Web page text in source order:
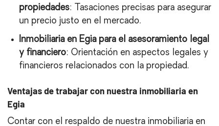
propiedades: Tasaciones precisas para asegurar
un precio justo en el mercado.
Inmobiliaria en Egia para el asesoramiento legal
y financiero: Orientación en aspectos legales y
financieros relacionados con la propiedad.
Ventajas de trabajar con nuestra inmobiliaria en
Egia
Contar con el respaldo de nuestra inmobiliaria en